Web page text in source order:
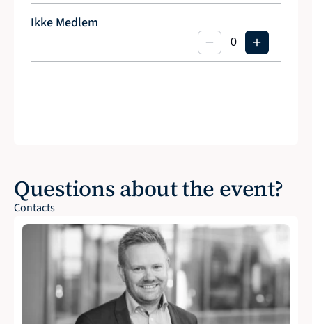
Ikke Medlem
Questions about the event?
Contacts